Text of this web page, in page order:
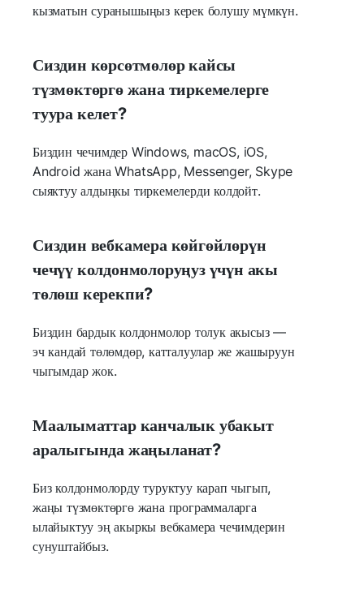
кызматын суранышыңыз керек болушу мүмкүн.
Сиздин көрсөтмөлөр кайсы
түзмөктөргө жана тиркемелерге
туура келет?
Биздин чечимдер Windows, macOS, iOS,
Android жана WhatsApp, Messenger, Skype
сыяктуу алдыңкы тиркемелерди колдойт.
Сиздин вебкамера көйгөйлөрүн
чечүү колдонмолоруңуз үчүн акы
төлөш керекпи?
Биздин бардык колдонмолор толук акысыз —
эч кандай төлөмдөр, катталуулар же жашыруун
чыгымдар жок.
Маалыматтар канчалык убакыт
аралыгында жаңыланат?
Биз колдонмолорду туруктуу карап чыгып,
жаңы түзмөктөргө жана программаларга
ылайыктуу эң акыркы вебкамера чечимдерин
сунуштайбыз.